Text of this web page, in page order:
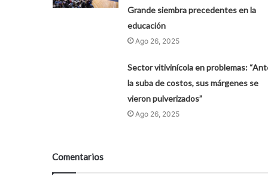
Grande siembra precedentes en la
educación
Ago 26, 2025
Sector vitivinícola en problemas:
la suba de costos, sus márgenes se
vieron pulverizados”
Ago 26, 2025
Comentarios